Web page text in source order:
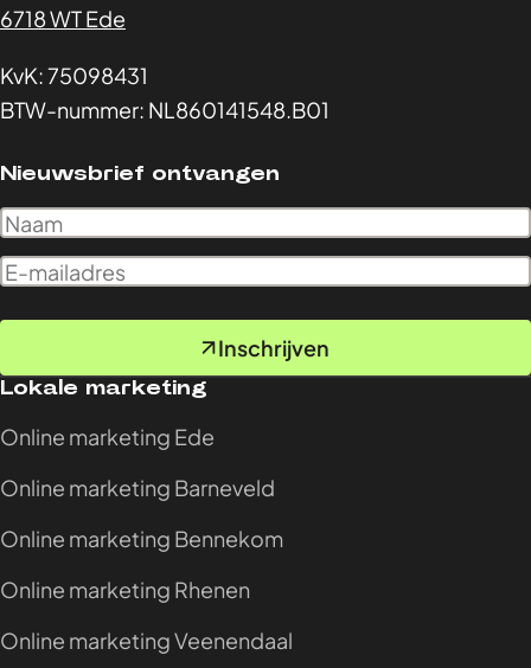
6718 WT Ede
KvK: 75098431
BTW-nummer: NL860141548.B01
Nieuwsbrief ontvangen
Inschrijven
Lokale marketing
Online marketing Ede
Online marketing Barneveld
Online marketing Bennekom
Online marketing Rhenen
Online marketing Veenendaal